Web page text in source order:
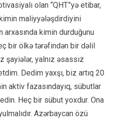
olan “QHT”yə etibar,
maliyyələşdirdiyini
arxasında kimin durduğunu
bir ölkə tərəfindən bir dəlil
şayiələr, yalnız əsassız
Dedim yaxşı, biz artıq 20
aktiv fazasındayıq, sübutlar
Heç bir sübut yoxdur. Ona
Azərbaycan özü